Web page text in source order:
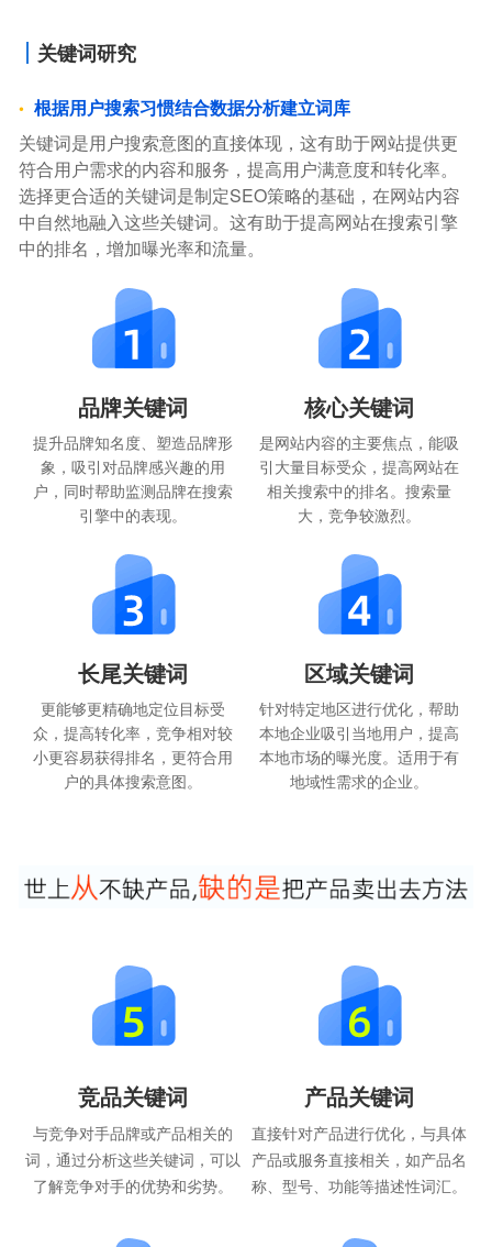
关键词研究
根据用户搜索习惯结合数据分析建立词库
关键词是用户搜索意图的直接体现，这有助于网站提供更
符合用户需求的内容和服务，提高用户满意度和转化率。
选择更合适的关键词是制定SEO策略的基础，在网站内容
中自然地融入这些关键词。这有助于提高网站在搜索引擎
中的排名，增加曝光率和流量。
品牌关键词
提升品牌知名度、塑造品牌形
象，吸引对品牌感兴趣的用
户，同时帮助监测品牌在搜索
引擎中的表现。
核心关键词
是网站内容的主要焦点，能吸
引大量目标受众，提高网站在
相关搜索中的排名。搜索量
大，竞争较激烈。
长尾关键词
更能够更精确地定位目标受
众，提高转化率，竞争相对较
小更容易获得排名，更符合用
户的具体搜索意图。
区域关键词
针对特定地区进行优化，帮助
本地企业吸引当地用户，提高
本地市场的曝光度。适用于有
地域性需求的企业。
竞品关键词
与竞争对手品牌或产品相关的
词，通过分析这些关键词，可以
了解竞争对手的优势和劣势。
产品关键词
直接针对产品进行优化，与具体
产品或服务直接相关，如产品名
称、型号、功能等描述性词汇。